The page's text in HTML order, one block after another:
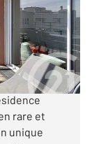
Situé
rare et
unique